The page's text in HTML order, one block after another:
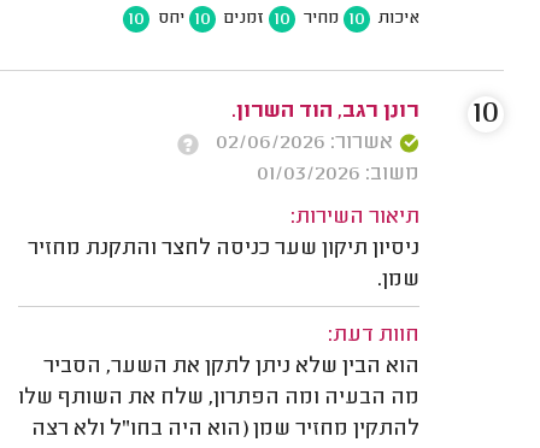
איכות 10 מחיר 10 זמנים 10 יחס 10
רונן רגב, הוד השרון.
אשרור: 02/06/2026
משוב: 01/03/2026
תיאור השירות:
ניסיון תיקון שער כניסה לחצר והתקנת מחזיר
שמן.
חוות דעת:
הוא הבין שלא ניתן לתקן את השער, הסביר
מה הבעיה ומה הפתרון, שלח את השותף שלו
להתקין מחזיר שמן (הוא היה בחו"ל ולא רצה
10